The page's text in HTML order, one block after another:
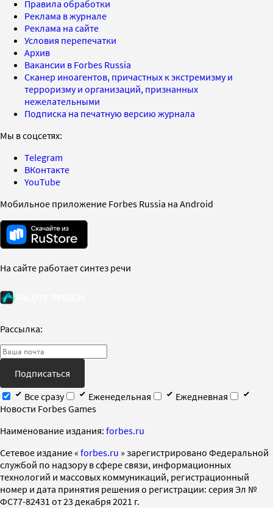
Правила обработки
Реклама в журнале
Реклама на сайте
Условия перепечатки
Архив
Вакансии в Forbes Russia
Сканер иноагентов, причастных к экстремизму и
терроризму и организаций, признанных
нежелательными
Подписка на печатную версию журнала
Мы в соцсетях:
Telegram
ВКонтакте
YouTube
Мобильное приложение Forbes Russia на Android
На сайте работает синтез речи
Рассылка:
Подписаться
Все сразу
Еженедельная
Ежедневная
Новости Forbes Games
Наименование издания: forbes.ru
Cетевое издание « forbes.ru » зарегистрировано Федеральной
службой по надзору в сфере связи, информационных
технологий и массовых коммуникаций, регистрационный
номер и дата принятия решения о регистрации: серия Эл №
ФС77-82431 от 23 декабря 2021 г.